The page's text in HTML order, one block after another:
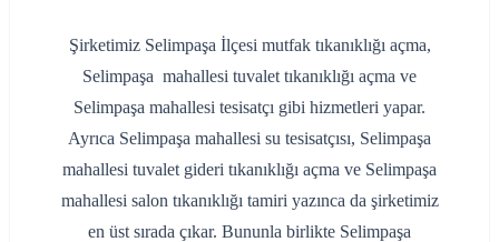
Şirketimiz Selimpaşa İlçesi mutfak tıkanıklığı açma,
Selimpaşa mahallesi tuvalet tıkanıklığı açma ve
Selimpaşa mahallesi tesisatçı gibi hizmetleri yapar.
Ayrıca Selimpaşa mahallesi su tesisatçısı, Selimpaşa
mahallesi tuvalet gideri tıkanıklığı açma ve Selimpaşa
mahallesi salon tıkanıklığı tamiri yazınca da şirketimiz
en üst sırada çıkar. Bununla birlikte Selimpaşa